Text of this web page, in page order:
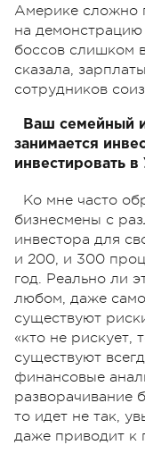
Америке сложно
на демонстрацию
боссов слишком
сказала,
сотрудников
Ваш семейный
занимается
инвестировать в
Ко мне часто
бизнесмены с
инвестора для
и 200, и 300
год. Реально ли
любом, даже
существуют
«кто не рискует,
существуют
финансовые
разворачивание
то идет не так,
даже приводит к